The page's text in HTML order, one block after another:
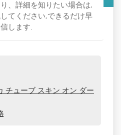
、詳細を知りたい場合は,
てください,できるだけ早
信します.
チューブ スキン オン ダー